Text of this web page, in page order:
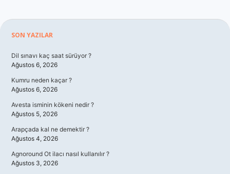
Sidebar
SON YAZILAR
Dil sınavı kaç saat sürüyor ?
Ağustos 6, 2026
Kumru neden kaçar ?
Ağustos 6, 2026
Avesta isminin kökeni nedir ?
Ağustos 5, 2026
Arapçada kal ne demektir ?
Ağustos 4, 2026
Agnoround Ot ilacı nasıl kullanılır ?
Ağustos 3, 2026